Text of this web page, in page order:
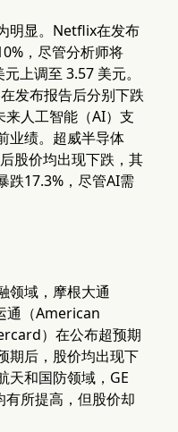
明显。Netflix在发布
，尽管分析师将
上调至 3.57 美元。
发布报告后分别下跌
来人工智能（AI）支
业绩。超威半导体
股价均出现下跌，其
跌17.3%，尽管AI需
领域，摩根大通
通（American
）在公布超预期
期后，股价均出现下
天和国防领域，GE
所提高，但股价却